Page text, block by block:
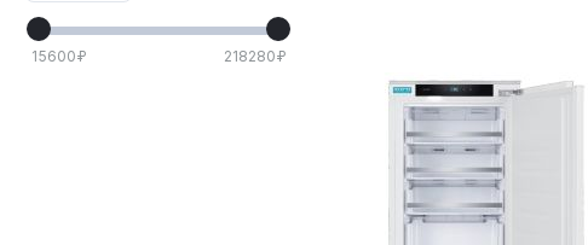
15600₽ 218280₽